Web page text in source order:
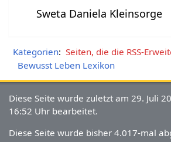
Sweta Daniela Kleinsorge
Kategorien: Seiten, die die RSS-
Bewusst Leben Lexikon
Diese Seite wurde zuletzt am 29. Juli
16:52 Uhr bearbeitet.
Diese Seite wurde bisher 4.017-mal